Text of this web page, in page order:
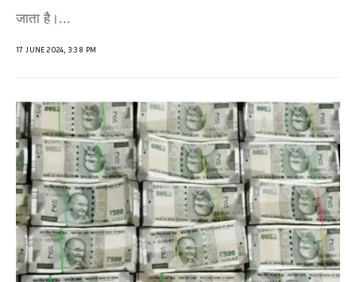
जाता है।...
17 JUNE 2024, 3:38 PM